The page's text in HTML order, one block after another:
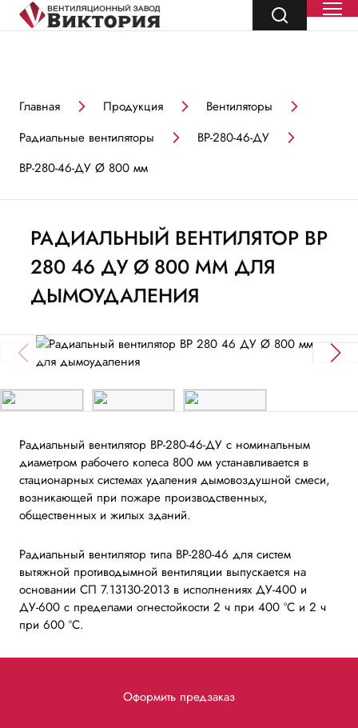
Главная Продукция
Вентиляторы
Радиальные вентиляторы
ВР-280-46-ДУ
ВР-280-46-ДУ Ø 800 мм
РАДИАЛЬНЫЙ ВЕНТИЛЯТОР ВР
280 46 ДУ Ø 800 ММ ДЛЯ
ДЫМОУДАЛЕНИЯ
Радиальный вентилятор ВР-280-46-ДУ с номинальным
диаметром рабочего колеса 800 мм устанавливается в
стационарных системах удаления дымовоздушной смеси,
возникающей при пожаре производственных,
общественных и жилых зданий.
Радиальный вентилятор типа ВР-280-46 для систем
вытяжной противодымной вентиляции выпускается на
основании СП 7.13130-2013 в исполнениях ДУ-400 и
ДУ-600 с пределами огнестойкости 2 ч при 400 ºС и 2 ч
при 600 ºС.
Оформить предзаказ